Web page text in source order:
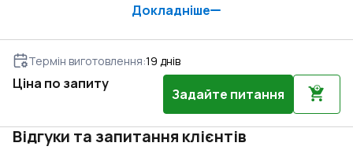
Докладніше
Термін виготовлення:19 днів
Ціна по запиту
Задайте питання
Відгуки та запитання клієнтів